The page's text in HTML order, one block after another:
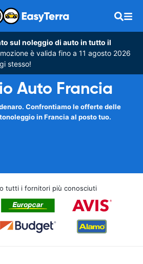
sul noleggio di auto in tutto il
è valida fino a 11 agosto 2026
stesso!
Auto Francia
Confrontiamo le offerte delle
in Francia al posto tuo.
tutti i fornitori più conosciuti